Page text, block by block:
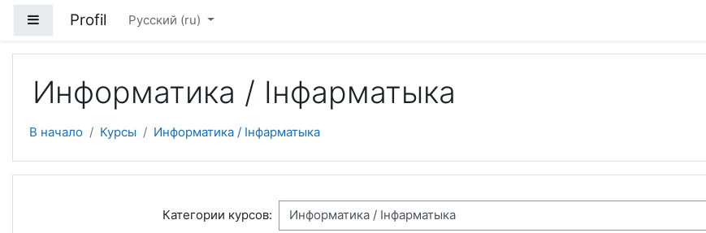
Боковая панель
Profil Русский ‎(ru)‎
Информатика / Інфарматыка
В начало Курсы Информатика / Інфарматыка
Категории курсов: